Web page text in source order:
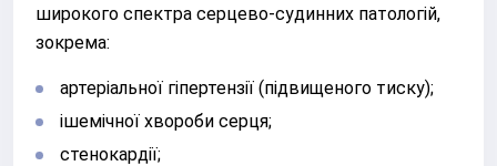
широкого спектра серцево-судинних патологій,
зокрема:
артеріальної гіпертензії (підвищеного тиску);
ішемічної хвороби серця;
стенокардії;